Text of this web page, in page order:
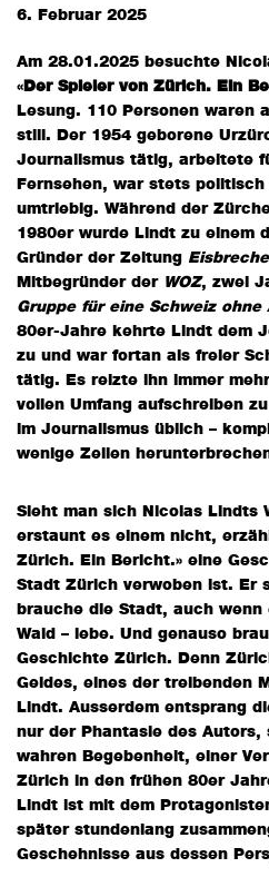
6. Februar 2025
Am 28.01.2025 besuchte
«Der Spieler von Zürich. Ein
Lesung. 110 Personen waren
still. Der 1954 geborene
Journalismus tätig, arbeitete
Fernsehen, war stets
umtriebig. Während der
1980er wurde Lindt zu einem
Gründer der Zeitung
Mitbegründer der WOZ, zwei
Gruppe für eine Schweiz ohne
80er-Jahre kehrte Lindt dem
zu und war fortan als freier
tätig. Es reizte ihn immer
vollen Umfang aufschreiben
im Journalismus üblich –
wenige Zeilen
Sieht man sich Nicolas Lindts
erstaunt es einem nicht,
Zürich. Ein Bericht.» eine
Stadt Zürich verwoben ist. Er
brauche die Stadt, auch
Wald – lebe. Und genauso
Geschichte Zürich. Denn
Geldes, eines der treibenden
Lindt. Ausserdem entsprang
nur der Phantasie des
wahren Begebenheit, einer
Zürich in den frühen 80er
Lindt ist mit dem
später stundenlang
Geschehnisse aus dessen